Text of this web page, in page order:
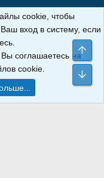
знака № 665857 от
вРунетЛаб – Сайты и
241030, Брянская
cookie, чтобы
вход в систему, если
Вы соглашаетесь на
cookie.